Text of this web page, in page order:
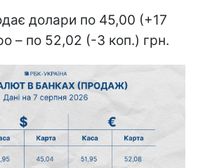
долари по 45,00 (+17
– по 52,02 (-3 коп.) грн.